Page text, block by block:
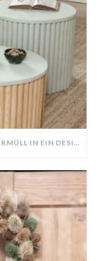
DIY UPCYLING IDEE: WIE MAN SPERRMÜLL IN EIN DESIGNER TEIL VERWANDELT